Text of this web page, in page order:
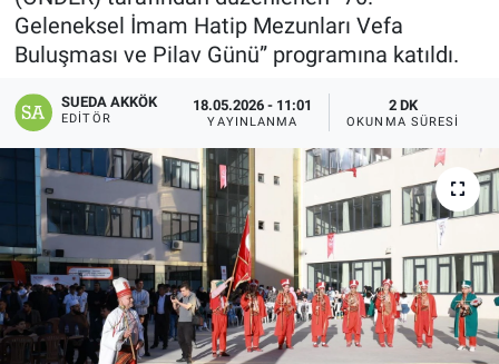
Geleneksel İmam Hatip Mezunları Vefa
Buluşması ve Pilav Günü” programına katıldı.
SUEDA AKKÖK
EDITÖR
18.05.2026 - 11:01
YAYINLANMA
2 DK
OKUNMA SÜRESI
SİYASET
SAĞLIK
YAŞAM
EĞİTİM
ASAYİŞ
MAGAZİN
KÜLTÜR-SANAT